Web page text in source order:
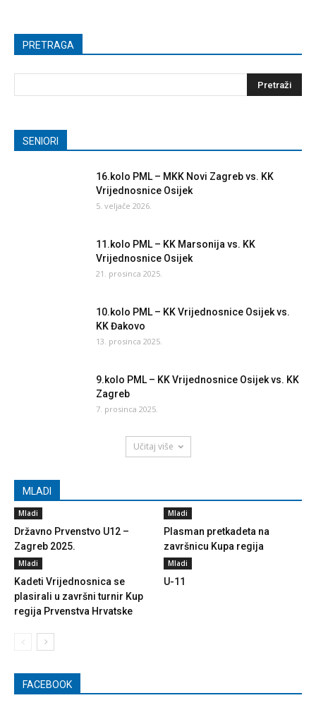
PRETRAGA
SENIORI
16.kolo PML – MKK Novi Zagreb vs. KK
Vrijednosnice Osijek
5. veljače 2026.
11.kolo PML – KK Marsonija vs. KK
Vrijednosnice Osijek
21. prosinca 2025.
10.kolo PML – KK Vrijednosnice Osijek vs.
KK Đakovo
13. prosinca 2025.
9.kolo PML – KK Vrijednosnice Osijek vs. KK
Zagreb
7. prosinca 2025.
Učitaj više
MLADI
Mladi
Državno Prvenstvo U12 –
Zagreb 2025.
Mladi
Plasman pretkadeta na
završnicu Kupa regija
Mladi
Kadeti Vrijednosnica se
plasirali u završni turnir Kup
regija Prvenstva Hrvatske
Mladi
U-11
FACEBOOK